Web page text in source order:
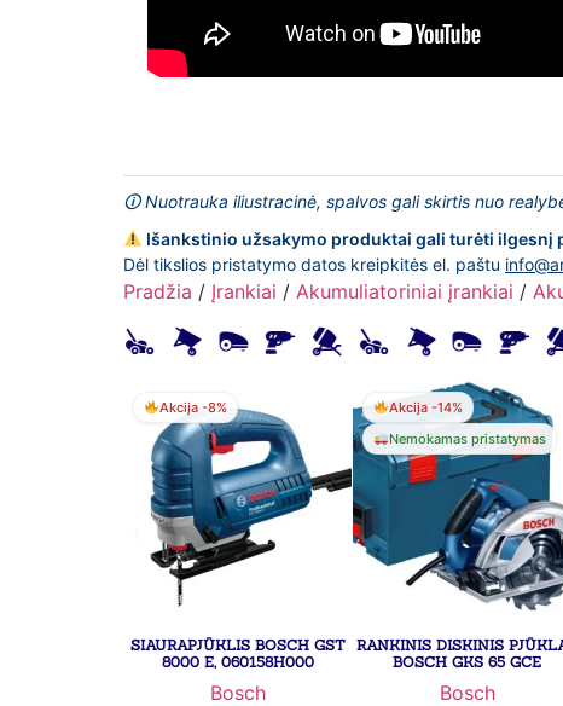
🛈 Nuotrauka iliustracinė, spalvos gali skirtis nuo
Išankstinio užsakymo produktai gali turėti ilgesnį
Dėl tikslios pristatymo datos kreipkitės el. paštu
Pradžia / Įrankiai / Akumuliatoriniai įrankiai /
Akcija -8%
SIAURAPJŪKLIS BOSCH GST
8000 E, 060158H000
Bosch
Akcija -14%
Nemokamas pristatymas
RANKINIS DISKINIS
BOSCH GKS 65 GCE
Bosch